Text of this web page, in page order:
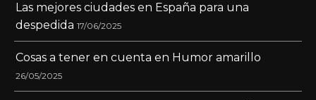
Las mejores ciudades en España para una
despedida 17/06/2025
Cosas a tener en cuenta en Humor amarillo
26/05/2025